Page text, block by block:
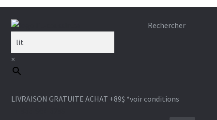
Aller
navigation
Aller
Rechercher
×
LIVRAISON GRATUITE ACHAT +89$ *voir conditions